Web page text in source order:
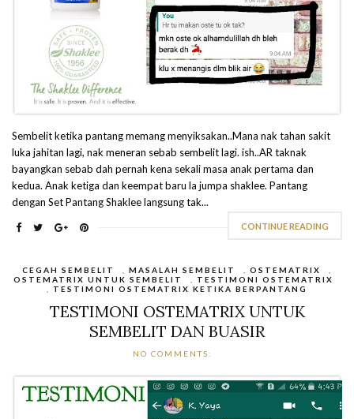
Sembelit ketika pantang memang menyiksakan..Mana nak tahan sakit
luka jahitan lagi, nak meneran sebab sembelit lagi. ish..AR taknak
bayangkan sebab dah pernah kena sekali masa anak pertama dan
kedua. Anak ketiga dan keempat baru la jumpa shaklee. Pantang
dengan Set Pantang Shaklee langsung tak...
CONTINUE READING
CEGAH SEMBELIT MASALAH SEMBELIT OSTEMATRIX
OSTEMATRIX UNTUK SEMBELIT
TESTIMONI OSTEMATRIX
TESTIMONI OSTEMATRIX KETIKA BERPANTANG
TESTIMONI OSTEMATRIX UNTUK
SEMBELIT DAN BUASIR
NO COMMENTS: